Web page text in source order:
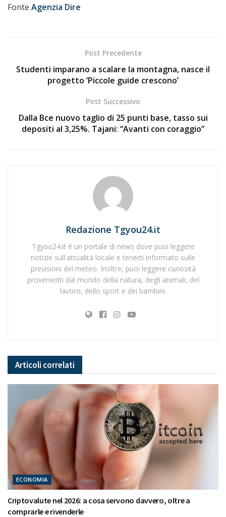
Fonte Agenzia Dire
Post Precedente
Studenti imparano a scalare la montagna, nasce il
progetto ‘Piccole guide crescono’
Post Successivo
Dalla Bce nuovo taglio di 25 punti base, tasso sui
depositi al 3,25%. Tajani: “Avanti con coraggio”
Redazione Tgyou24.it
Tgyou24.it è un portale di news dove puoi leggere
notizie sull'attualità locale e tenerti informato sulle
previsioni del meteo. Inoltre, puoi leggere curiosità
provenienti dal mondo della natura, degli animali, del
lavoro, dello sport e dei bambini.
Articoli correlati
ECONOMIA
Criptovalute nel 2026: a cosa servono davvero, oltre a
comprarle e rivenderle